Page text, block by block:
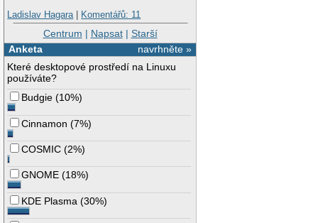
Ladislav Hagara| Komentářů: 11
Centrum | Napsat| Starší
navrhněte »
Anketa
Které desktopové prostředí na Linuxu
používáte?
Budgie (10%)
Cinnamon (7%)
COSMIC (2%)
GNOME (18%)
KDE Plasma (30%)